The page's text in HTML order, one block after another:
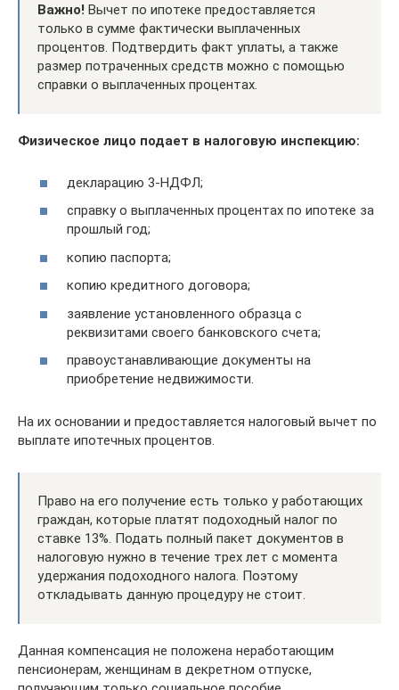
Важно! Вычет по ипотеке предоставляется
только в сумме фактически выплаченных
процентов. Подтвердить факт уплаты, а также
размер потраченных средств можно с помощью
справки о выплаченных процентах.
Физическое лицо подает в налоговую инспекцию:
декларацию 3-НДФЛ;
справку о выплаченных процентах по ипотеке за
прошлый год;
копию паспорта;
копию кредитного договора;
заявление установленного образца с
реквизитами своего банковского счета;
правоустанавливающие документы на
приобретение недвижимости.
На их основании и предоставляется налоговый вычет по
выплате ипотечных процентов.
Право на его получение есть только у работающих
граждан, которые платят подоходный налог по
ставке 13%. Подать полный пакет документов в
налоговую нужно в течение трех лет с момента
удержания подоходного налога. Поэтому
откладывать данную процедуру не стоит.
Данная компенсация не положена неработающим
пенсионерам, женщинам в декретном отпуске,